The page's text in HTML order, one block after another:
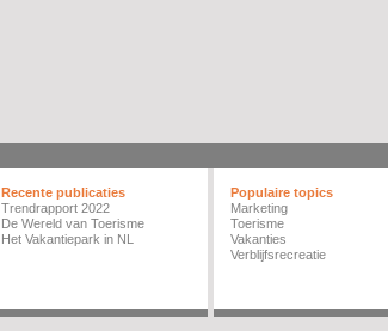
Recente publicaties
Trendrapport 2022
De Wereld van Toerisme
Het Vakantiepark in NL
Populaire topics
Marketing
Toerisme
Vakanties
Verblijfsrecreatie